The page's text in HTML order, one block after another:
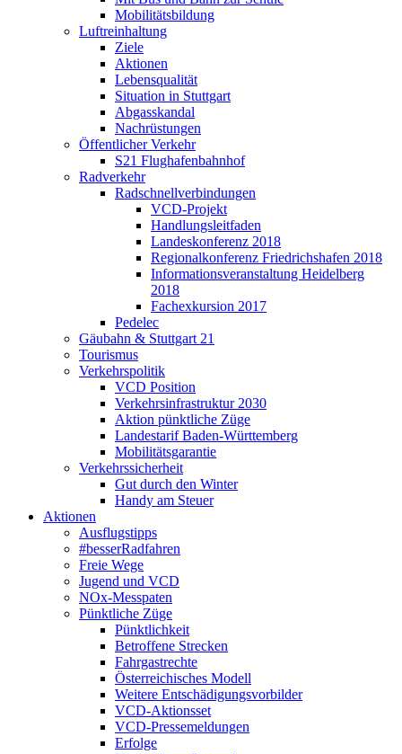
Mobilitätsbildung
Luftreinhaltung
Ziele
Aktionen
Lebensqualität
Situation in Stuttgart
Abgasskandal
Nachrüstungen
Öffentlicher Verkehr
S21 Flughafenbahnhof
Radverkehr
Radschnellverbindungen
VCD-Projekt
Handlungsleitfaden
Landeskonferenz 2018
Regionalkonferenz Friedrichshafen 2018
Informationsveranstaltung Heidelberg
2018
Fachexkursion 2017
Pedelec
Gäubahn & Stuttgart 21
Tourismus
Verkehrspolitik
VCD Position
Verkehrsinfrastruktur 2030
Aktion pünktliche Züge
Landestarif Baden-Württemberg
Mobilitätsgarantie
Verkehrssicherheit
Gut durch den Winter
Handy am Steuer
Aktionen
Ausflugstipps
#besserRadfahren
Freie Wege
Jugend und VCD
NOx-Messpaten
Pünktliche Züge
Pünktlichkeit
Betroffene Strecken
Fahrgastrechte
Österreichisches Modell
Weitere Entschädigungsvorbilder
VCD-Aktionsset
VCD-Pressemeldungen
Erfolge